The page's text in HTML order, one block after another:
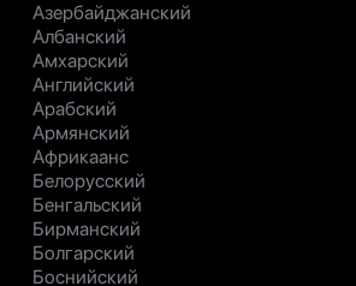
Азербайджанский
Албанский
Амхарский
Английский
Арабский
Армянский
Африкаанс
Белорусский
Бенгальский
Бирманский
Болгарский
Боснийский